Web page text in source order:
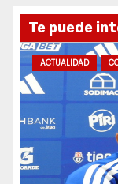
Te puede
ACTUALIDAD